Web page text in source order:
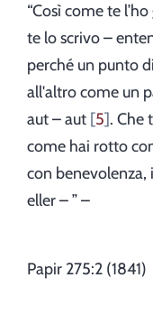
“Così come te
te lo scrivo –
perché un punto
all'altro come un
aut – aut 5 . Che
come hai rotto
con benevolenza,
eller – ” –
Papir 275:2 (1841)